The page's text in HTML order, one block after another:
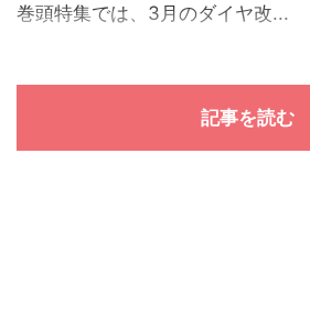
巻頭特集では、3月のダイヤ改...
記事を読む